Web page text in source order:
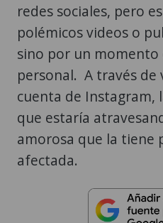
redes sociales, pero
polémicos videos o
sino por un momento
personal. A través de
cuenta de Instagram,
que estaría
amorosa que la tiene
afectada.